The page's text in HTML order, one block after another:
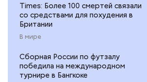
Times: Более 100 смертей связали
со средствами для похудения в
Британии
В мире
Сборная России по футзалу
победила на международном
турнире в Бангкоке